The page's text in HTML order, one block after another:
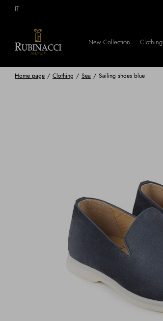
IT
New Collection Clothing
Home page / Clothing / Sea / Sailing shoes blue